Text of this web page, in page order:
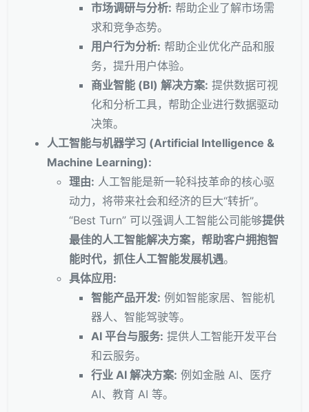
市场调研与分析: 帮助企业了解市场需
求和竞争态势。
用户行为分析: 帮助企业优化产品和服
务，提升用户体验。
商业智能 (BI) 解决方案: 提供数据可视
化和分析工具，帮助企业进行数据驱动
决策。
人工智能与机器学习 (Artificial Intelligence &
Machine Learning):
理由: 人工智能是新一轮科技革命的核心驱
动力，将带来社会和经济的巨大“转折”。
“Best Turn” 可以强调人工智能公司能够提供
最佳的人工智能解决方案，帮助客户拥抱智
能时代，抓住人工智能发展机遇。
具体应用:
智能产品开发: 例如智能家居、智能机
器人、智能驾驶等。
AI 平台与服务: 提供人工智能开发平台
和云服务。
行业 AI 解决方案: 例如金融 AI、医疗
AI、教育 AI 等。